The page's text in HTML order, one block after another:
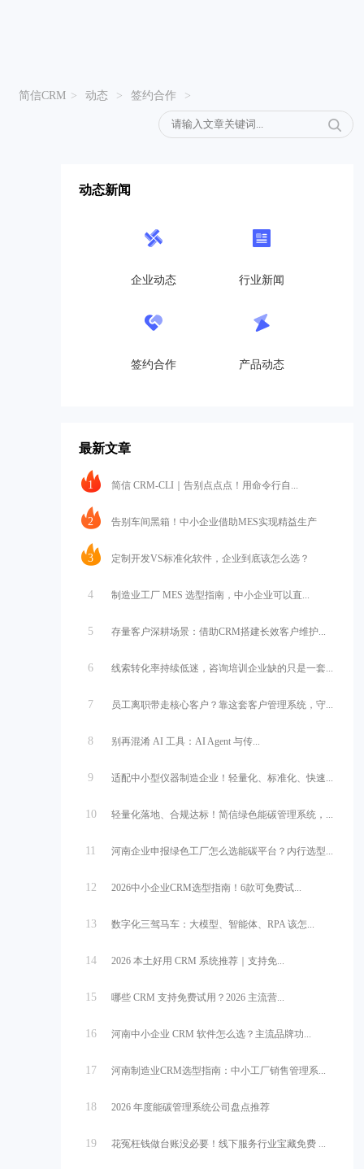
简信CRM > 动态 > 签约合作 >
动态新闻
企业动态 行业新闻
签约合作 产品动态
最新文章
1 简信 CRM-CLI｜告别点点点！用命令行自...
2 告别车间黑箱！中小企业借助MES实现精益生产
3 定制开发VS标准化软件，企业到底该怎么选？
4 制造业工厂 MES 选型指南，中小企业可以直...
5 存量客户深耕场景：借助CRM搭建长效客户维护...
6 线索转化率持续低迷，咨询培训企业缺的只是一套...
7 员工离职带走核心客户？靠这套客户管理系统，守...
8 别再混淆 AI 工具：AI Agent 与传...
9 适配中小型仪器制造企业！轻量化、标准化、快速...
10 轻量化落地、合规达标！简信绿色能碳管理系统，...
11 河南企业申报绿色工厂怎么选能碳平台？内行选型...
12 2026中小企业CRM选型指南！6款可免费试...
13 数字化三驾马车：大模型、智能体、RPA 该怎...
14 2026 本土好用 CRM 系统推荐｜支持免...
15 哪些 CRM 支持免费试用？2026 主流营...
16 河南中小企业 CRM 软件怎么选？主流品牌功...
17 河南制造业CRM选型指南：中小工厂销售管理系...
18 2026 年度能碳管理系统公司盘点推荐
19 花冤枉钱做台账没必要！线下服务行业宝藏免费 ...